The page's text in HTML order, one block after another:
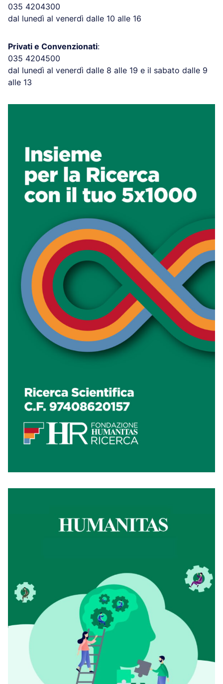
035 4204300
dal lunedì al venerdì dalle 10 alle 16
Privati e Convenzionati:
035 4204500
dal lunedì al venerdì dalle 8 alle 19 e il sabato dalle 9
alle 13